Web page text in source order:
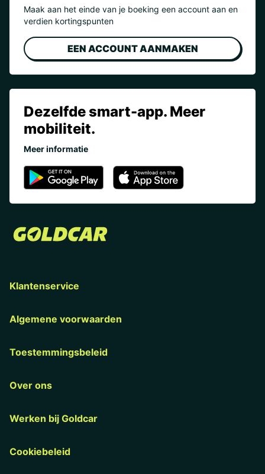
Maak aan het einde van je boeking een account aan en
verdien kortingspunten
EEN ACCOUNT AANMAKEN
Dezelfde smart-app. Meer
mobiliteit.
Meer informatie
Klantenservice
Algemene voorwaarden
Toestemmingsbeleid
Over ons
Werken bij Goldcar
Cookiebeleid